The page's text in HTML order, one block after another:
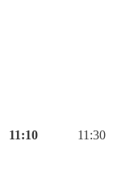
11:10 11:30